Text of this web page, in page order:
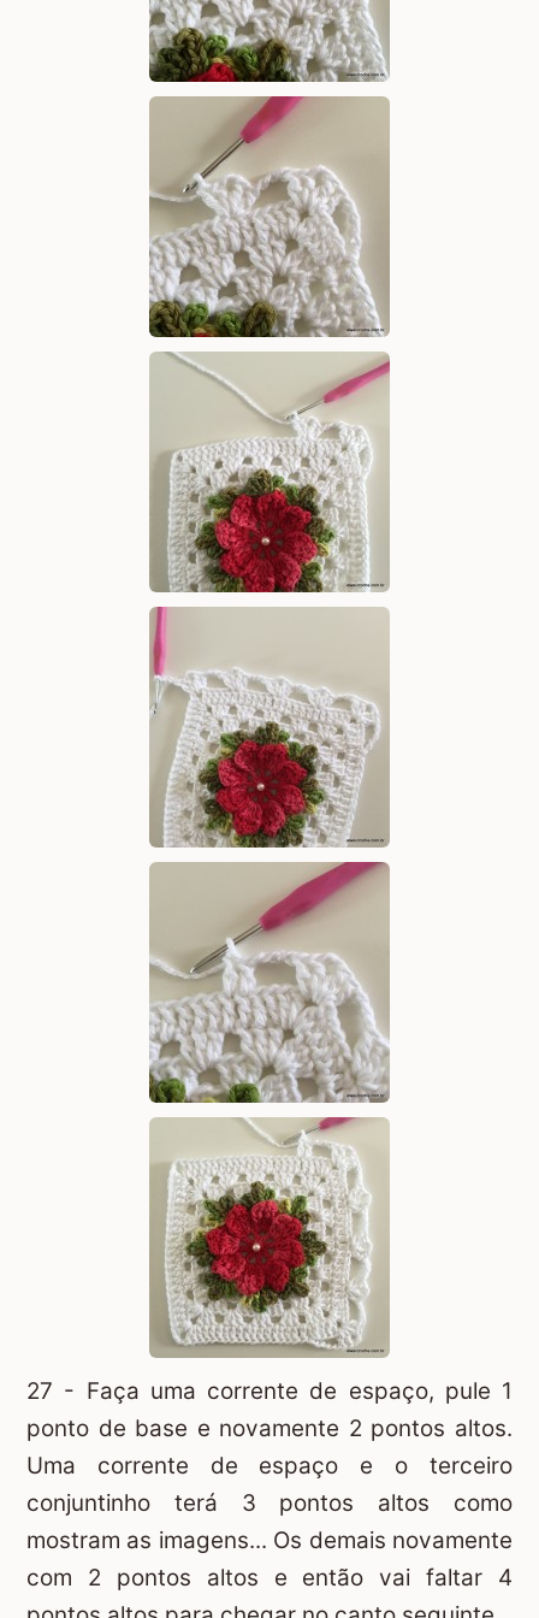
27 - Faça uma corrente de espaço, pule 1
ponto de base e novamente 2 pontos altos.
Uma corrente de espaço e o terceiro
conjuntinho terá 3 pontos altos como
mostram as imagens... Os demais novamente
com 2 pontos altos e então vai faltar 4